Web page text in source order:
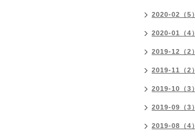
2020-02（5）
2020-01（4）
2019-12（2）
2019-11（2）
2019-10（3）
2019-09（3）
2019-08（4）